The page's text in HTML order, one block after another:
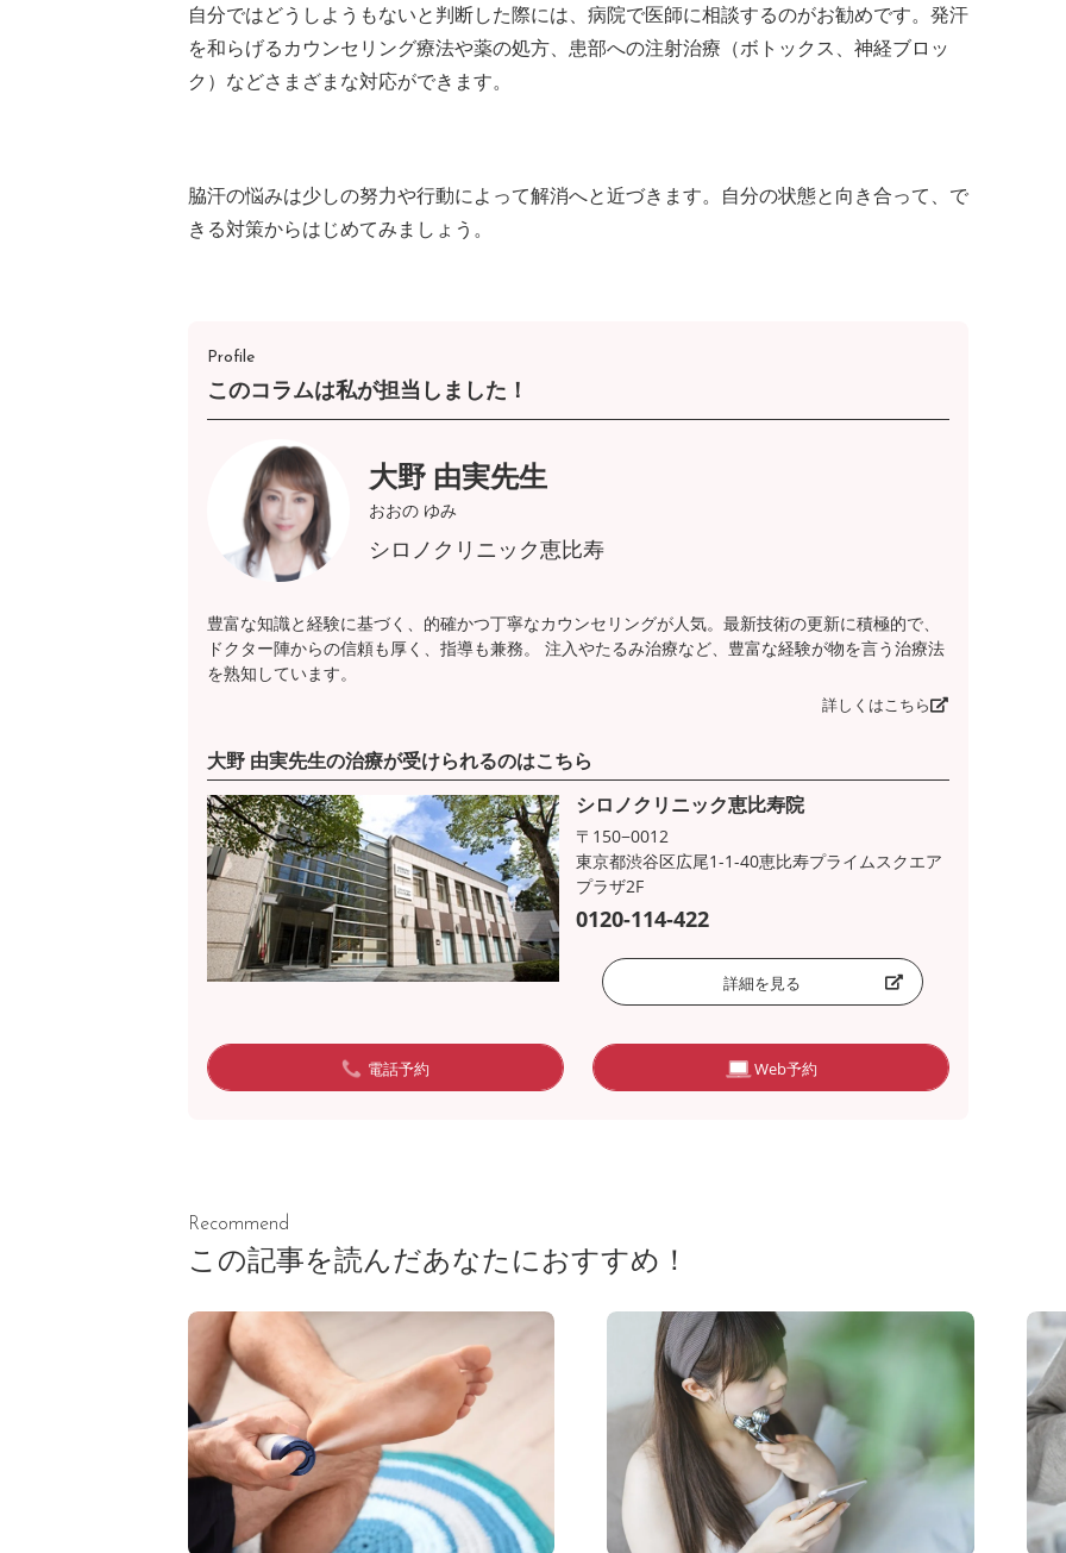
自分ではどうしようもないと判断した際には、病院で医師に相談するのがお勧めです。発汗
を和らげるカウンセリング療法や薬の処方、患部への注射治療（ボトックス、神経ブロッ
ク）などさまざまな対応ができます。
脇汗の悩みは少しの努力や行動によって解消へと近づきます。自分の状態と向き合って、で
きる対策からはじめてみましょう。
Profile
このコラムは私が担当しました！
大野 由実先生
おおの ゆみ
シロノクリニック恵比寿
豊富な知識と経験に基づく、的確かつ丁寧なカウンセリングが人気。最新技術の更新に積極的で、
ドクター陣からの信頼も厚く、指導も兼務。 注入やたるみ治療など、豊富な経験が物を言う治療法
を熟知しています。
詳しくはこちら
大野 由実先生の治療が受けられるのはこちら
シロノクリニック恵比寿院
〒150−0012
東京都渋谷区広尾1-1-40恵比寿プライムスクエア
プラザ2F
0120-114-422
詳細を見る
電話予約 Web予約
Recommend
この記事を読んだあなたにおすすめ！